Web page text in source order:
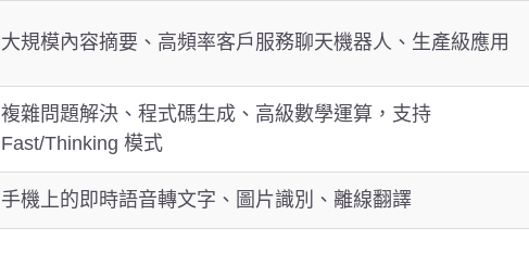
大規模內容摘要、高頻率客戶服務聊天機器人、生產級應用
複雜問題解決、程式碼生成、高級數學運算，支持
Fast/Thinking 模式
手機上的即時語音轉文字、圖片識別、離線翻譯